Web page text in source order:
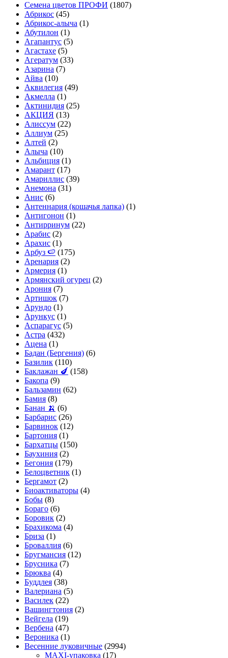
Cемена цветов ПРОФИ (1807)
Абрикос (45)
Абрикос-алыча (1)
Абутилон (1)
Агапантус (5)
Агастахе (5)
Агератум (33)
Азарина (7)
Айва (10)
Аквилегия (49)
Акмелла (1)
Актинидия (25)
АКЦИЯ (13)
Алиссум (22)
Аллиум (25)
Алтей (2)
Алыча (10)
Альбиция (1)
Амарант (17)
Амариллис (39)
Анемона (31)
Анис (6)
Антеннария (кошачья лапка) (1)
Антигонон (1)
Антирринум (22)
Арабис (2)
Арахис (1)
Арбуз 🍉 (175)
Аренария (2)
Армерия (1)
Армянский огурец (2)
Арония (7)
Артишок (7)
Арундо (1)
Арункус (1)
Аспарагус (5)
Астра (432)
Ацена (1)
Бадан (Бергения) (6)
Базилик (110)
Баклажан 🍆 (158)
Бакопа (9)
Бальзамин (62)
Бамия (8)
Банан 🍌 (6)
Барбарис (26)
Барвинок (12)
Бартония (1)
Бархатцы (150)
Баухиния (2)
Бегония (179)
Белоцветник (1)
Бергамот (2)
Биоактиваторы (4)
Бобы (8)
Бораго (6)
Боровик (2)
Брахикома (4)
Бриза (1)
Броваллия (6)
Бругмансия (12)
Брусника (7)
Брюква (4)
Буддлея (38)
Валериана (5)
Василек (22)
Вашингтония (2)
Вейгела (19)
Вербена (47)
Вероника (1)
Весенние луковичные (2994)
MAXI-упаковка (17)